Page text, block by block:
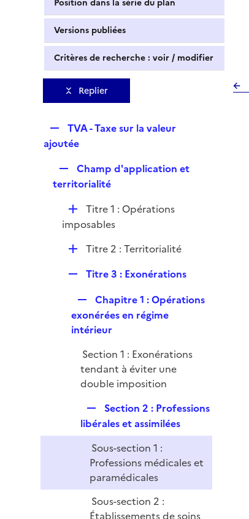
Position dans la série du plan
Versions publiées
Critères de recherche : voir / modifier
Replier
e
l
i
TVA - Taxe sur la valeur
ajoutée
e
l
i
e
r
Champ d'application et
territorialité
D
é
r
Titre 1 : Opérations
imposables
D
e
r
Titre 2 : Territorialité
p
l
i
e
r
Titre 3 : Exonérations
e
p
i
e
r
Chapitre 1 : Opérations
exonérées en régime
intérieur
Section 1 : Exonérations
tendant à éviter une
double imposition
e
p
l
i
e
Section 2 : Professions
libérales et assimilées
Sous-section 1 :
Professions médicales et
paramédicales
Sous-section 2 :
Établissements de soins